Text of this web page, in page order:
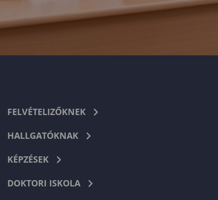
FELVÉTELIZŐKNEK
HALLGATÓKNAK
KÉPZÉSEK
DOKTORI ISKOLA